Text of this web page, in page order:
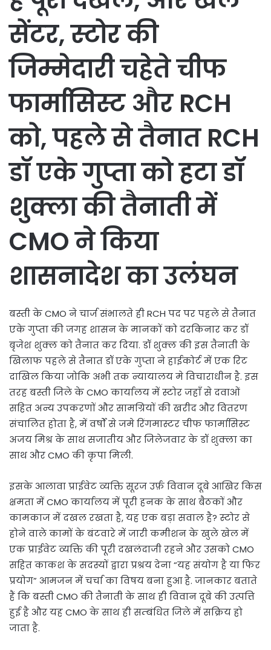
सेंटर, स्टोर की
जिम्मेदारी चहेते चीफ
फार्मासिस्ट और RCH
को, पहले से तैनात RCH
डॉ एके गुप्ता को हटा डॉ
शुक्ला की तैनाती में
CMO ने किया
शासनादेश का उलंघन
बस्ती के CMO ने चार्ज संभालते ही RCH पद पर पहले से तैनात
एके गुप्ता की जगह शासन के मानकों को दरकिनार कर डॉ
बृजेश शुक्ल को तैनात कर दिया. डॉ शुक्ल की इस तैनाती के
खिलाफ पहले से तैनात डॉ एके गुप्ता ने हाईकोर्ट में एक रिट
दाखिल किया जोकि अभी तक न्यायालय मे विचाराधीन है. इस
तरह बस्ती जिले के CMO कार्यालय में स्टोर जहाँ से दवाओं
सहित अन्य उपकरणों और सामग्रियों की खरीद और वितरण
संचालित होता है, में वर्षों से जमे रिंगमास्टर चीफ फार्मासिस्ट
अजय मिश्र के साथ सजातीय और जिलेजवार के डॉ शुक्ला का
साथ और CMO की कृपा मिली.
इसके आलावा प्राईवेट व्यक्ति सूरज उर्फ़ विवान दूबे आखिर किस
क्षमता में CMO कार्यालय में पूरी हनक के साथ बैठकों और
कामकाज में दखल रखता है, यह एक बड़ा सवाल है? स्टोर से
होने वाले कामों के बंटवारे में जारी कमीशन के खुले खेल में
एक प्राईवेट व्यक्ति की पूरी दखलंदाजी रहने और उसको CMO
सहित काकश के सदस्यों द्वारा प्रश्रय देना “यह संयोग है या फिर
प्रयोग” आमजन में चर्चा का विषय बना हुआ है. जानकार बताते
हैं कि बस्ती CMO की तैनाती के साथ ही विवान दूबे की उत्पत्ति
हुई है और यह CMO के साथ ही सम्बंधित जिले में सक्रिय हो
जाता है.